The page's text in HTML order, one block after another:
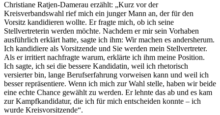
Christiane Ratjen-Damerau erzählt: „Kurz vor der
Kreisverbandswahl rief mich ein junger Mann an, der für den
Vorsitz kandidieren wollte. Er fragte mich, ob ich seine
Stellvertreterin werden möchte. Nachdem er mir sein Vorhaben
ausführlich erklärt hatte, sagte ich ihm: Wir machen es andersherum.
Ich kandidiere als Vorsitzende und Sie werden mein Stellvertreter.
Als er irritiert nachfragte warum, erklärte ich ihm meine Position.
Ich sagte, ich sei die bessere Kandidatin, weil ich rhetorisch
versierter bin, lange Berufserfahrung vorweisen kann und weil ich
besser repräsentiere. Wenn ich mich zur Wahl stelle, haben wir beide
eine echte Chance gewählt zu werden. Er lehnte das ab und es kam
zur Kampfkandidatur, die ich für mich entscheiden konnte – ich
wurde Kreisvorsitzende“.